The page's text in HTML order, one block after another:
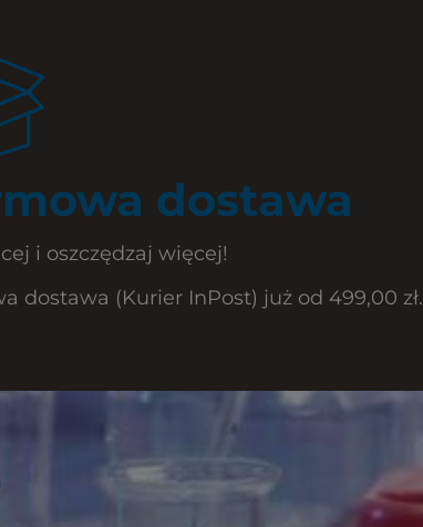
dostawa
i oszczędzaj więcej!
dostawa (Kurier InPost) już od 499,00 zł.